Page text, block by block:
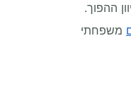
ההפוך.
משפחתי